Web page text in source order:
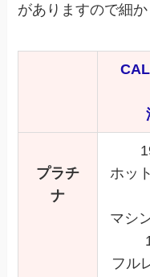
がありますので細か
プラチ
ナ
ホッ
マシ
フル